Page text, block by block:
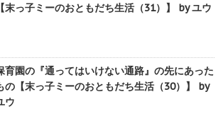
【末っ子ミーのおともだち生活（31）】 by ユウ
育園の『通ってはいけない通路』の先にあった
の【末っ子ミーのおともだち生活（30）】 by
ウ